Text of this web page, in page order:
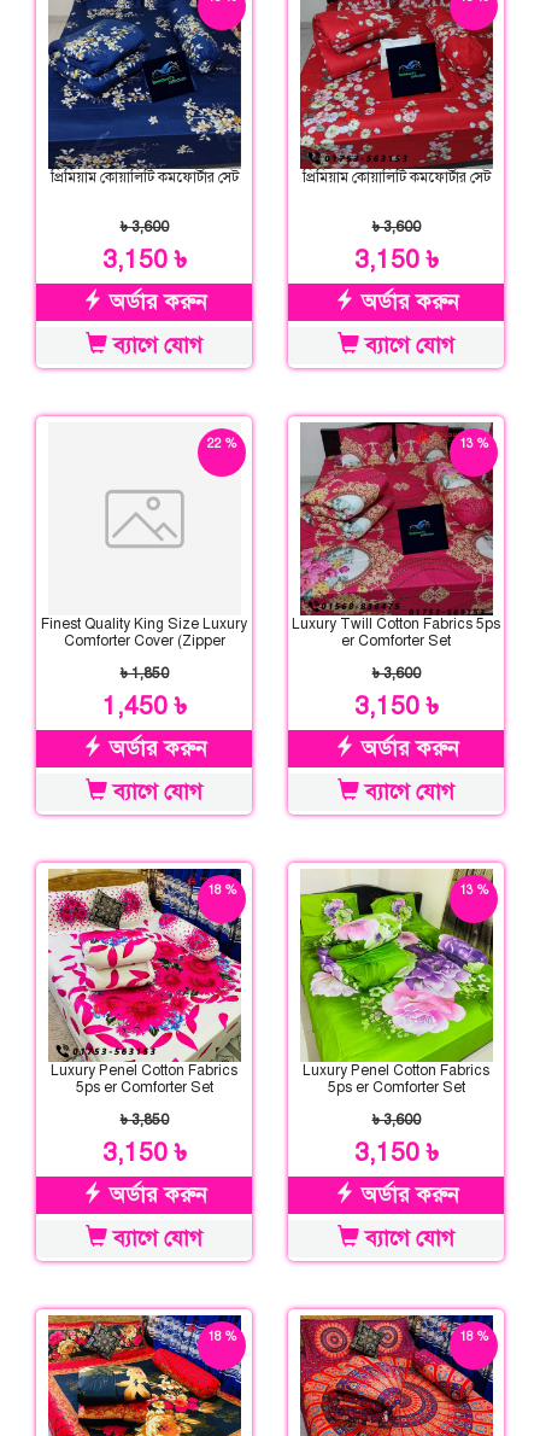
প্রিমিয়াম কোয়ালিটি কমফোর্টার সেট
৳ 3,600
3,150 ৳
অর্ডার করুন
ব্যাগে যোগ
প্রিমিয়াম কোয়ালিটি কমফোর্টার সেট
৳ 3,600
3,150 ৳
অর্ডার করুন
ব্যাগে যোগ
22 %
Finest Quality King Size Luxury
Comforter Cover (Zipper
৳ 1,850
1,450 ৳
অর্ডার করুন
ব্যাগে যোগ
13 %
Luxury Twill Cotton Fabrics 5ps
er Comforter Set
৳ 3,600
3,150 ৳
অর্ডার করুন
ব্যাগে যোগ
18 %
Luxury Penel Cotton Fabrics
5ps er Comforter Set
৳ 3,850
3,150 ৳
অর্ডার করুন
ব্যাগে যোগ
13 %
Luxury Penel Cotton Fabrics
5ps er Comforter Set
৳ 3,600
3,150 ৳
অর্ডার করুন
ব্যাগে যোগ
18 %
18 %